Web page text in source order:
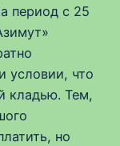
период с 25
условии, что
кладью. Тем,
но